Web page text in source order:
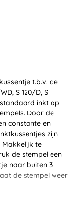
t.b.v. de
S 120/D, S
standaard inkt op
Door de
constante en
zijn
Makkelijk te
de stempel een
naar buiten 3.
de stempel weer